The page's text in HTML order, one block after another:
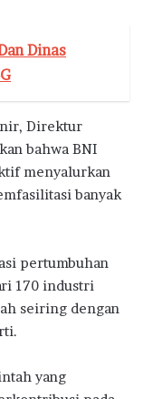
Dinas
Direktur
bahwa BNI
menyalurkan
banyak
pertumbuhan
170 industri
seiring dengan
yang